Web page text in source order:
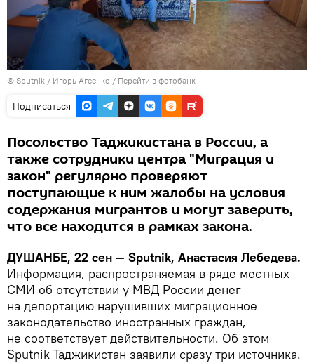
© Sputnik / Игорь Агеенко / Перейти в фотобанк
Подписаться
Посольство Таджикистана в России, а
также сотрудники центра "Миграция и
закон" регулярно проверяют
поступающие к ним жалобы на условия
содержания мигрантов и могут заверить,
что все находится в рамках закона.
ДУШАНБЕ, 22 сен — Sputnik, Анастасия Лебедева.
Информация, распространяемая в ряде местных
СМИ об отсутствии у МВД России денег
на депортацию нарушивших миграционное
законодательство иностранных граждан,
не соответствует действительности. Об этом
Sputnik Таджикистан заявили сразу три источника.